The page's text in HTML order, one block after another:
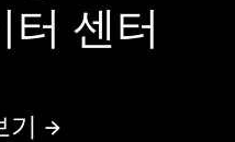
터 센터